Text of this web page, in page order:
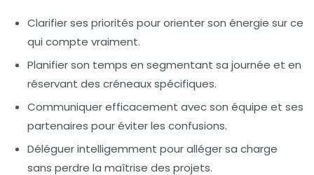
Clarifier ses priorités pour orienter son énergie sur ce
qui compte vraiment.
Planifier son temps en segmentant sa journée et en
réservant des créneaux spécifiques.
Communiquer efficacement avec son équipe et ses
partenaires pour éviter les confusions.
Déléguer intelligemment pour alléger sa charge
sans perdre la maîtrise des projets.